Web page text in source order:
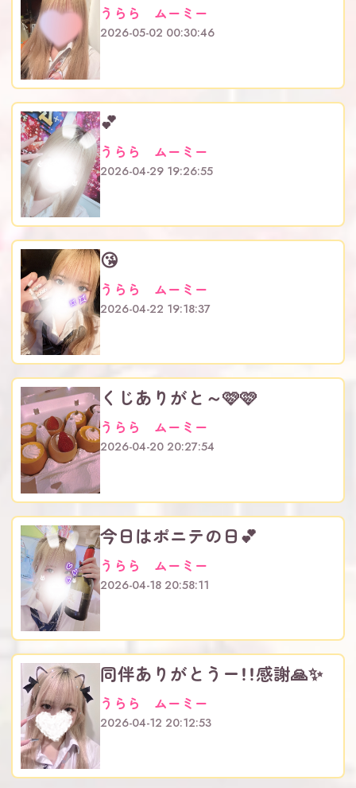
うらら ムーミー
2026-05-02 00:30:46
💕
うらら ムーミー
2026-04-29 19:26:55
😘
うらら ムーミー
2026-04-22 19:18:37
くじありがと～🩷🩷
うらら ムーミー
2026-04-20 20:27:54
今日はポニテの日︎💕︎︎
うらら ムーミー
2026-04-18 20:58:11
同伴ありがとうー！！感謝🙏✨
うらら ムーミー
2026-04-12 20:12:53